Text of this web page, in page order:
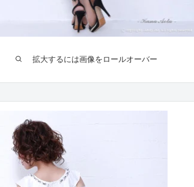
拡大するには画像をロールオーバー